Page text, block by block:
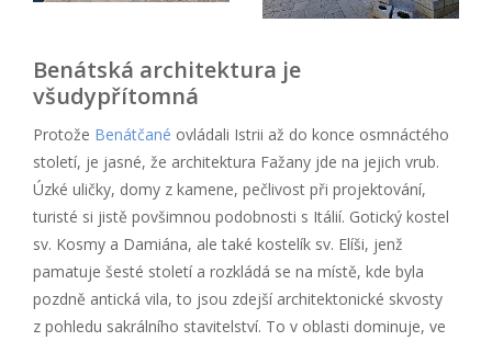
Benátská architektura je
všudypřítomná
Protože Benátčané ovládali Istrii až do konce osmnáctého
století, je jasné, že architektura Fažany jde na jejich vrub.
Úzké uličky, domy z kamene, pečlivost při projektování,
turisté si jistě povšimnou podobnosti s Itálií. Gotický kostel
sv. Kosmy a Damiána, ale také kostelík sv. Elíši, jenž
pamatuje šesté století a rozkládá se na místě, kde byla
pozdně antická vila, to jsou zdejší architektonické skvosty
z pohledu sakrálního stavitelství. To v oblasti dominuje, ve